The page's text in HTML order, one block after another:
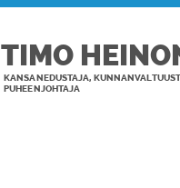
TIMO
KANSANEDUSTAJA,
PUHEENJOHTAJA